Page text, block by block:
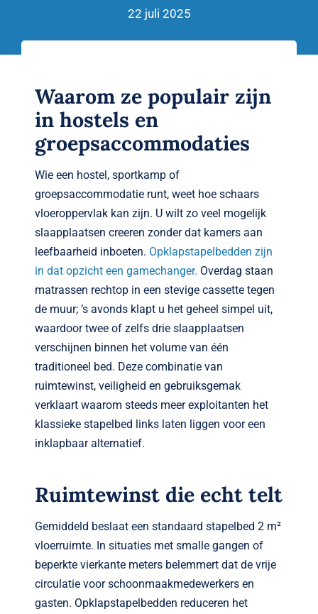
Brandvertragend
Contact
22 juli 2025
Waarom ze populair zijn
in hostels en
groepsaccommodaties
Wie een hostel, sportkamp of
groepsaccommodatie runt, weet hoe schaars
vloeroppervlak kan zijn. U wilt zo veel mogelijk
slaapplaatsen creeren zonder dat kamers aan
leefbaarheid inboeten. Opklapstapelbedden zijn
in dat opzicht een game­changer. Overdag staan
matrassen rechtop in een stevige cassette tegen
de muur; ’s avonds klapt u het geheel simpel uit,
waardoor twee of zelfs drie slaapplaatsen
verschijnen binnen het volume van één
traditioneel bed. Deze combinatie van
ruimtewinst, veiligheid en gebruiksgemak
verklaart waarom steeds meer exploitanten het
klassieke stapelbed links laten liggen voor een
inklapbaar alternatief.
Ruimtewinst die echt telt
Gemiddeld beslaat een standaard stapelbed 2 m²
vloer­ruimte. In situaties met smalle gangen of
beperkte vierkante meters belemmert dat de vrije
circulatie voor schoonmaak­medewerkers en
gasten. Opklapstapelbedden reduceren het